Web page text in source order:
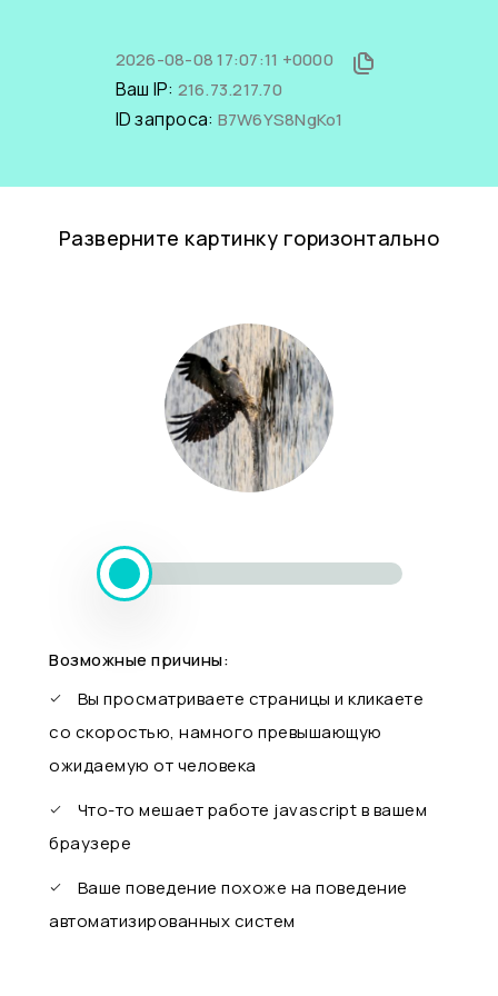
2026-08-08 17:07:11 +0000
Ваш IP: 216.73.217.70
ID запроса: B7W6YS8NgKo1
Разверните картинку горизонтально
Возможные причины:
Вы просматриваете страницы и кликаете
со скоростью, намного превышающую
ожидаемую от человека
Что-то мешает работе javascript в вашем
браузере
Ваше поведение похоже на поведение
автоматизированных систем